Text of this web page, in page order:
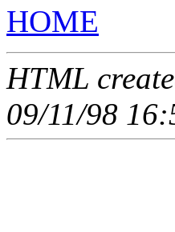
HOME
HTML
09/11/98